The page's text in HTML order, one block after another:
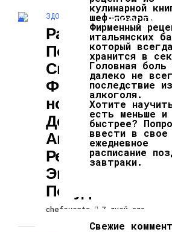
НОВОСТИ
ЗДОРОВЬЕ И КРАСОТА
Рассказываем О
Полезных
Свойствах
Ферментирован
Ного Овоща И
Делимся
Авторским
Рецептом От
Эксперта По
Похудению.
chefevents 7 дней ago
кулинарной
шеф-повара.
Фирменный
итальянских
который всегда
хранится в
Головная боль
далеко не
последствие
алкоголя.
Хотите
есть меньше и
быстрее?
ввести в свое
ежедневное
расписание
завтраки.
Свежие